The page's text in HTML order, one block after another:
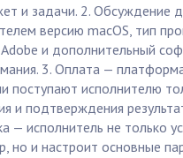
и задачи. 2. Обсуждение
версию macOS, тип
и дополнительный
3. Оплата —
поступают исполнителю
и подтверждения
— исполнитель не только
но и настроит основные